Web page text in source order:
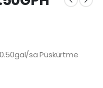
0.50gal/sa Püskürtme